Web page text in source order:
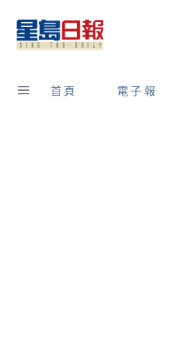
content
首頁 電子報